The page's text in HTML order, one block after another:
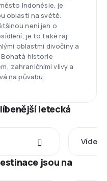
Indonésie, je
oblastí na světě.
není jen o
je to také ráj
oblastmi divočiny a
historie
zahraničními vlivy a
na půvabu.
letecká
Vídeň
jsou na